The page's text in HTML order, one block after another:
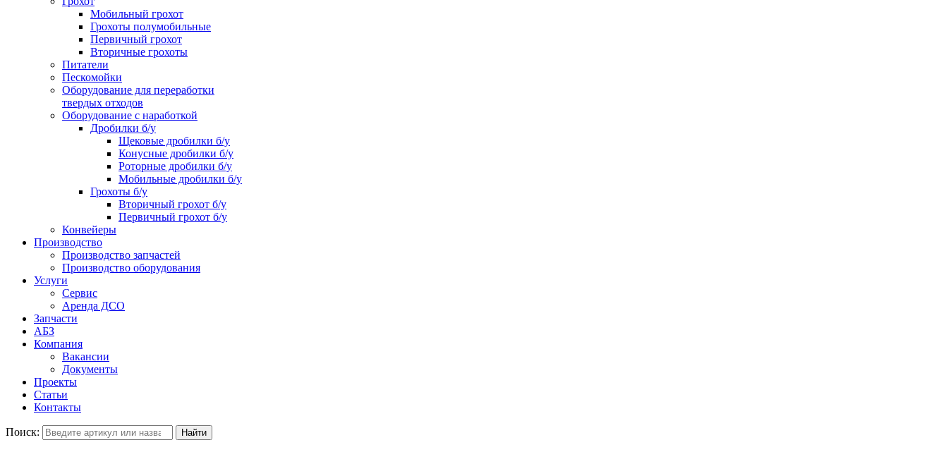
Мобильный грохот
Грохоты полумобильные
Первичный грохот
Вторичные грохоты
Питатели
Пескомойки
Оборудование для переработки
твердых отходов
Оборудование с наработкой
Дробилки б/у
Щековые дробилки б/у
Конусные дробилки б/у
Роторные дробилки б/у
Мобильные дробилки б/у
Грохоты б/у
Вторичный грохот б/у
Первичный грохот б/у
Конвейеры
Производство
Производство запчастей
Производство оборудования
Услуги
Сервис
Аренда ДСО
Запчасти
АБЗ
Компания
Вакансии
Документы
Проекты
Статьи
Контакты
Поиск: